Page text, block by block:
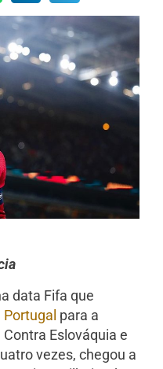
data Fifa que
Portugal para a
Eslováquia e
vezes, chegou a